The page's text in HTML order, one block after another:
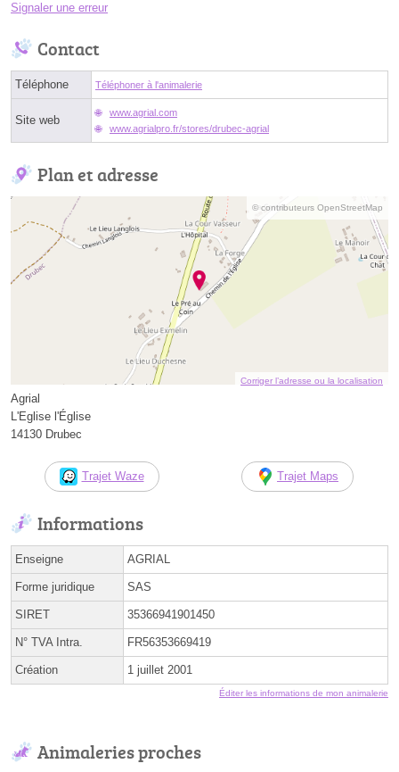
Signaler une erreur
Contact
Téléphone Téléphoner à l'animalerie
Site web
www.agrial.com
www.agrialpro.fr/stores/drubec-agrial
Plan et adresse
© contributeurs OpenStreetMap
Corriger l’adresse ou la localisation
Agrial
L'Eglise l'Église
14130 Drubec
Trajet Waze Trajet Maps
Informations
Enseigne AGRIAL
Forme juridique SAS
SIRET 35366941901450
N° TVA Intra. FR56353669419
Création 1 juillet 2001
Éditer les informations de mon animalerie
Animaleries proches